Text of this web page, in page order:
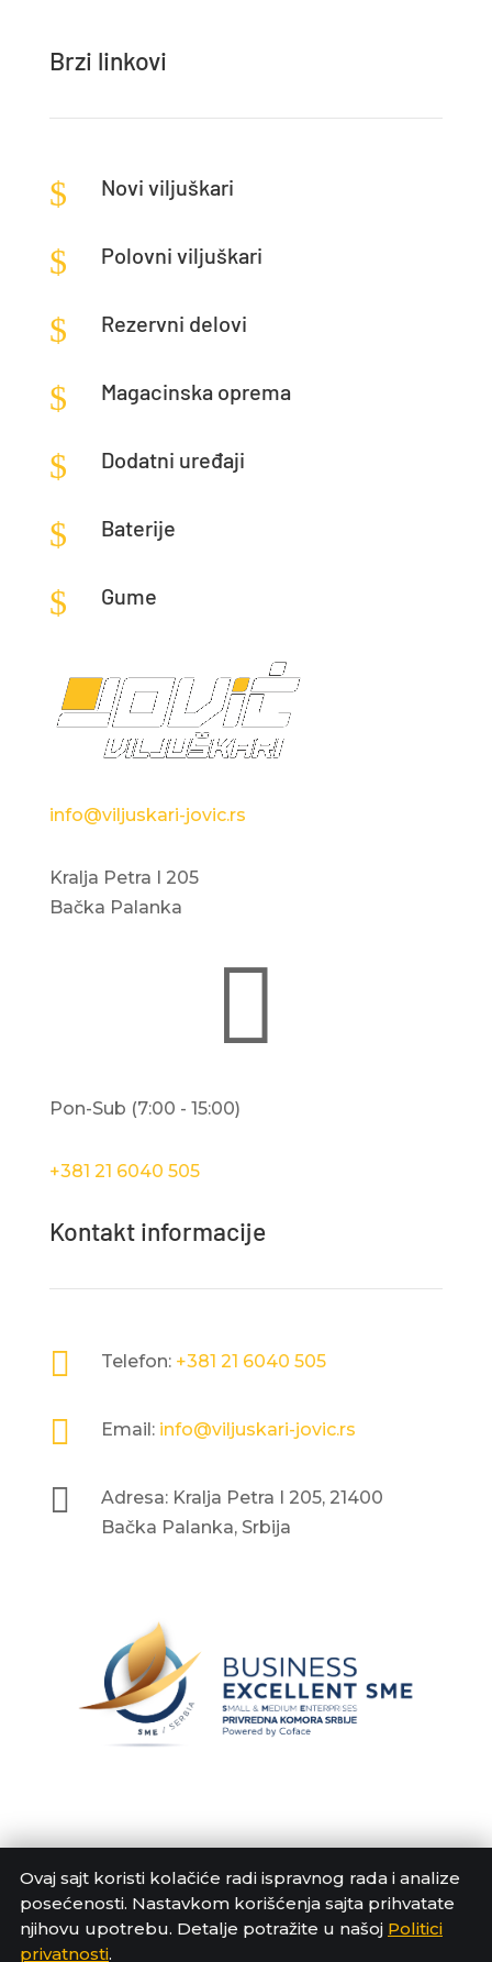
Brzi linkovi
$ Novi viljuškari
$ Polovni viljuškari
$ Rezervni delovi
$ Magacinska oprema
$ Dodatni uređaji
$ Baterije
$ Gume
info@viljuskari-jovic.rs
Kralja Petra I 205
Bačka Palanka

Pon-Sub (7:00 - 15:00)
+381 21 6040 505
Kontakt informacije
 Telefon: +381 21 6040 505
 Email: info@viljuskari-jovic.rs

Adresa: Kralja Petra I 205, 21400
Bačka Palanka, Srbija
Ovaj sajt koristi kolačiće radi ispravnog rada i analize
posećenosti. Nastavkom korišćenja sajta prihvatate
njihovu upotrebu. Detalje potražite u našoj Politici
privatnosti.